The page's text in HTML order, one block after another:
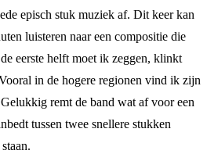
episch stuk muziek af. Dit keer kan
luisteren naar een compositie die
eerste helft moet ik zeggen, klinkt
in de hogere regionen vind ik zijn
remt de band wat af voor een
tussen twee snellere stukken